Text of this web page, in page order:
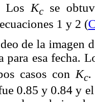
Los Kc
se
1 y 2 (
de la imagen
para esa fecha.
casos con Kc.
0.85 y 0.84 y